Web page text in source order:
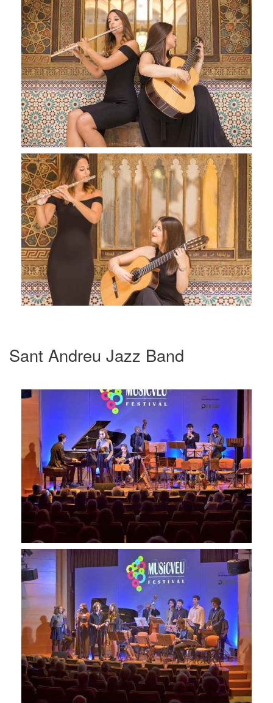
Sant Andreu Jazz Band